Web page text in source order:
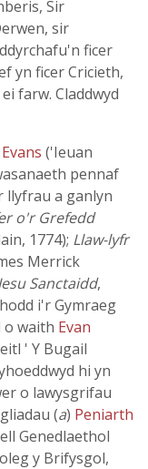
Sir
sir
ficer
yn ficer Cricieth,
farw. Claddwyd
('Ieuan
pennaf
llyfrau a ganlyn
o'r Grefedd
1774); Llaw-lyfr
Merrick
Sanctaidd,
i'r Gymraeg
o waith Evan
' Y Bugail
hi yn
o lawysgrifau
(a) Peniarth
Genedlaethol
y Brifysgol,